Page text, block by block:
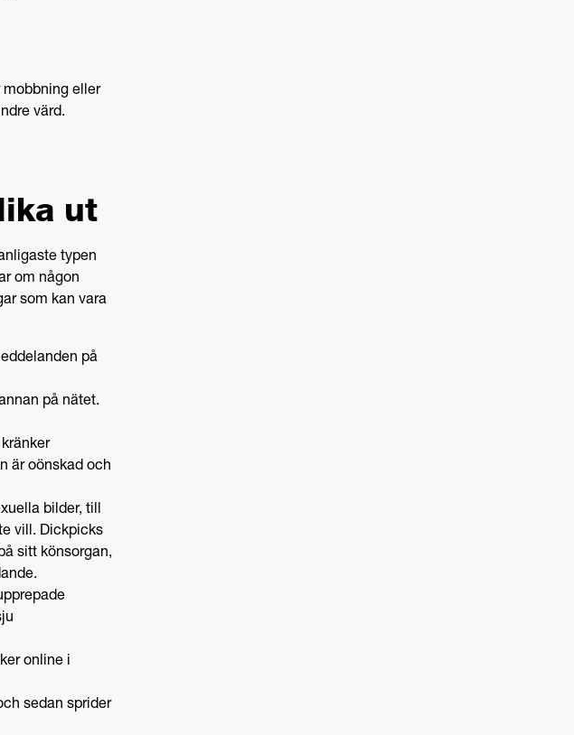
mobbning eller
värd.
ut
typen
om någon
som kan vara
på
på nätet.
är oönskad och
bilder, till
vill. Dickpicks
sitt könsorgan,
online i
sedan sprider